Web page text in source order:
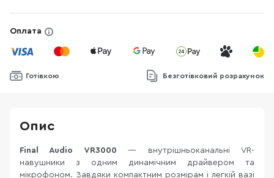
Оплата
Готівкою Безготівковий розрахунок
Опис
Final Audio VR3000 — внутрішньоканальні VR-
навушники з одним динамічним драйвером та
мікрофоном. Завдяки компактним розмірам і легкій вазі